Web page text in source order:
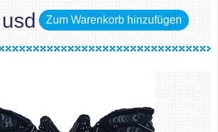
Zum Warenkorb hinzufügen